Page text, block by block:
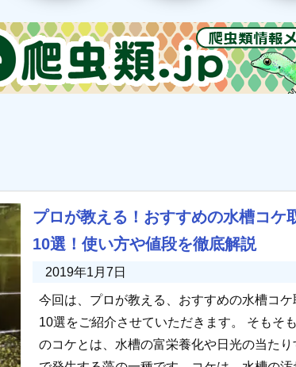
プロが教える！おすすめの水槽コケ
10選！使い方や値段を徹底解説
2019年1月7日
今回は、プロが教える、おすすめの水槽コケ
10選をご紹介させていただきます。 そもそ
のコケとは、水槽の富栄養化や日光の当た